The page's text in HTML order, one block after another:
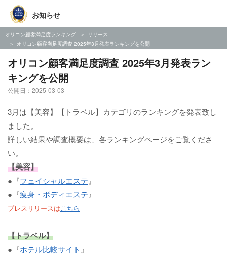
お知らせ
オリコン顧客満足度ランキング
リリース
オリコン顧客満足度調査 2025年3月発表ランキングを公開
オリコン顧客満足度調査 2025年3月発表ラン
キングを公開
公開日：2025-03-03
3月は【美容】【トラベル】カテゴリのランキングを発表致し
ました。
詳しい結果や調査概要は、各ランキングページをご覧くださ
い。
【美容】
●『フェイシャルエステ 』
●『痩身・ボディエステ 』
プレスリリースはこちら
【トラベル】
●『ホテル比較サイト 』